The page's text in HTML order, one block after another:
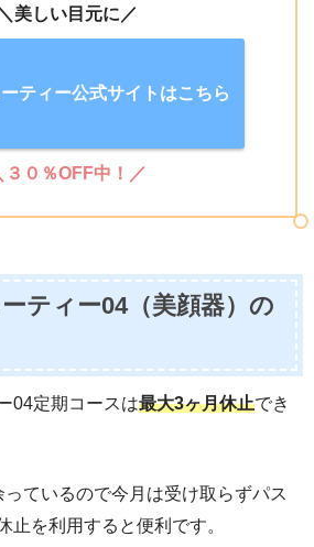
＼美しい目元に／
ティー公式サイトはこちら
３０％OFF中！／
ティー04（美顔器）の
04定期コースは最大3ヶ月休止でき
っているので今月は受け取らずパス
止を利用すると便利です。